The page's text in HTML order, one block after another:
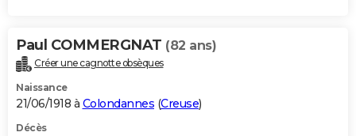
Paul COMMERGNAT (82 ans)
Créer une cagnotte obsèques
Naissance
21/06/1918 à Colondannes (Creuse)
Décès